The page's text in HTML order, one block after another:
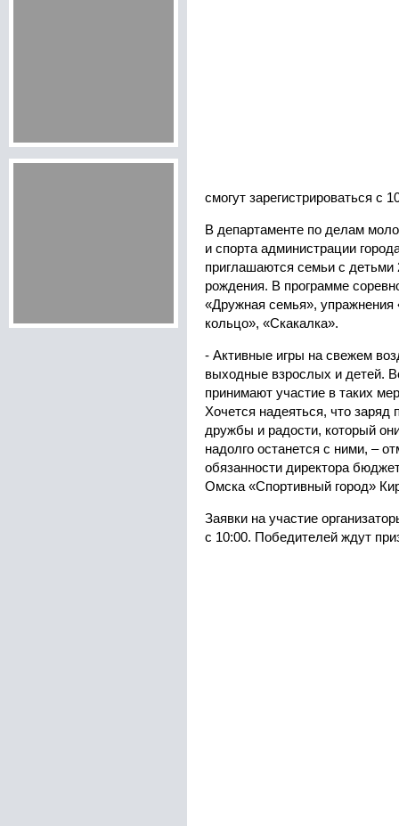
смогут зарегистрироваться с
В департаменте по делам
и спорта администрации
приглашаются семьи с детьми
рождения. В программе
«Дружная семья»,
кольцо», «Скакалка».
- Активные игры на свежем
выходные взрослых и детей.
принимают участие в таких
Хочется надеяться, что заряд
дружбы и радости, который
надолго останется с ними, –
обязанности директора
Омска «Спортивный город»
Заявки на участие
с 10:00. Победителей ждут